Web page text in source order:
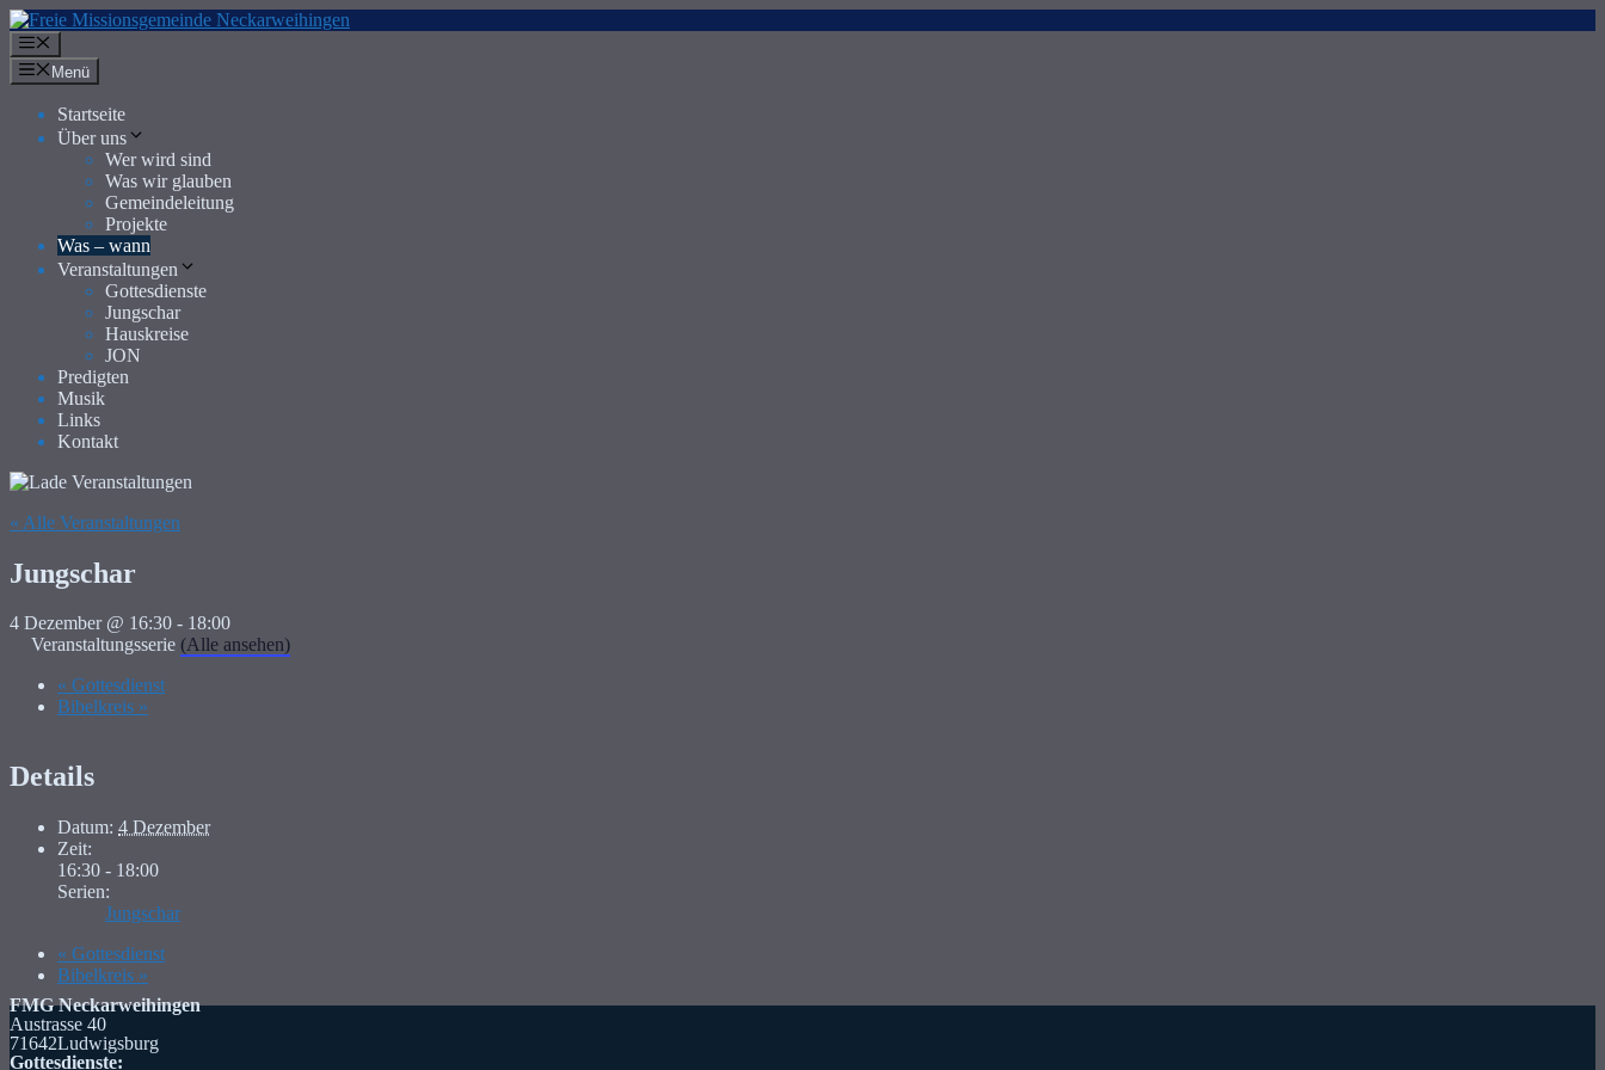
Zum
Inhalt
springen
Menü
Startseite
Über uns
Wer wird sind
Was wir glauben
Gemeindeleitung
Projekte
Was – wann
Veranstaltungen
Gottesdienste
Jungschar
Hauskreise
JON
Predigten
Musik
Links
Kontakt
« Alle Veranstaltungen
Jungschar
4 Dezember @ 16:30 - 18:00
Veranstaltungsserie (Alle ansehen)
« Gottesdienst
Bibelkreis »
Details
Datum: 4 Dezember
Zeit:
16:30 - 18:00
Serien:
Jungschar
« Gottesdienst
Bibelkreis »
FMG Neckarweihingen
Austrasse 40
71642Ludwigsburg
Gottesdienste: